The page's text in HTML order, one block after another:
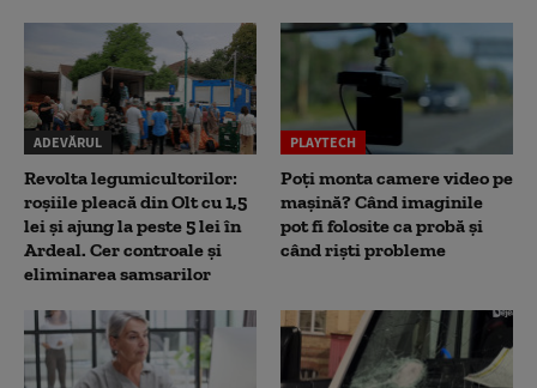
ADEVĂRUL
Revolta legumicultorilor:
roșiile pleacă din Olt cu 1,5
lei și ajung la peste 5 lei în
Ardeal. Cer controale și
eliminarea samsarilor
PLAYTECH
Poți monta camere video pe
mașină? Când imaginile
pot fi folosite ca probă și
când riști probleme